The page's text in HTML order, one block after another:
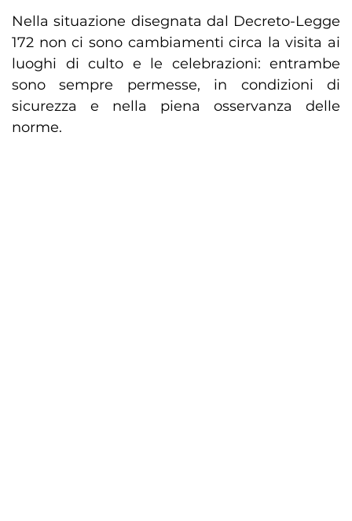
Nella situazione disegnata dal Decreto-Legge
172 non ci sono cambiamenti circa la visita ai
luoghi di culto e le celebrazioni: entrambe
sono sempre permesse, in condizioni di
sicurezza e nella piena osservanza delle
norme.